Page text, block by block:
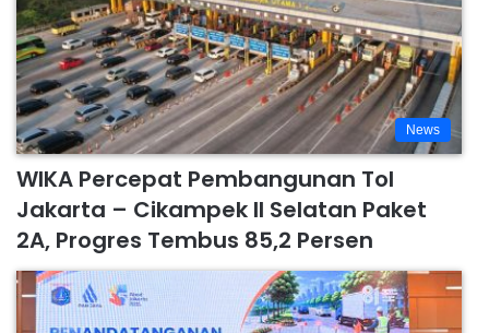
News
WIKA Percepat Pembangunan Tol
Jakarta – Cikampek II Selatan Paket
2A, Progres Tembus 85,2 Persen